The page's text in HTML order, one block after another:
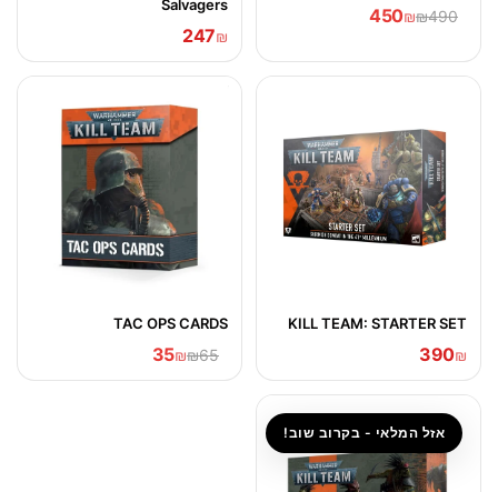
₪490
₪
450
Salvagers
₪
247
KILL TEAM: STARTER SET
₪
390
TAC OPS CARDS
₪65
₪
35
אזל המלאי - בקרוב שוב!